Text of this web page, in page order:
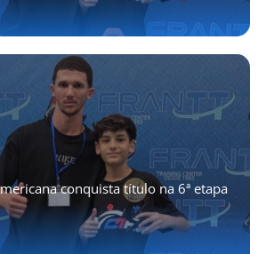
conquista título na 6ª etapa